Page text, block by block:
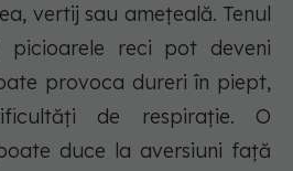
vertij sau amețeală. Tenul
picioarele reci pot deveni
provoca dureri în piept,
de respirație. O
duce la aversiuni față